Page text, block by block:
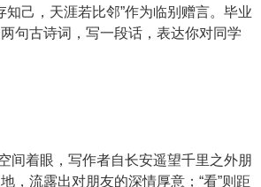
知己，天涯若比邻”作为临别赠言。毕业
句古诗词，写一段话，表达你对同学
间着眼，写作者自长安遥望千里之外朋
，流露出对朋友的深情厚意；“看”则距